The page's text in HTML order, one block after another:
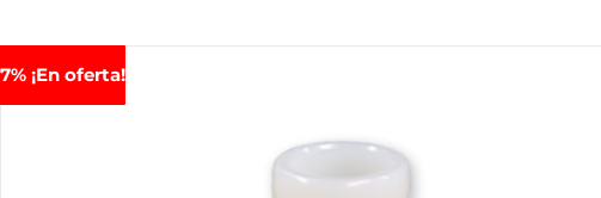
-7%
7% ¡En oferta!